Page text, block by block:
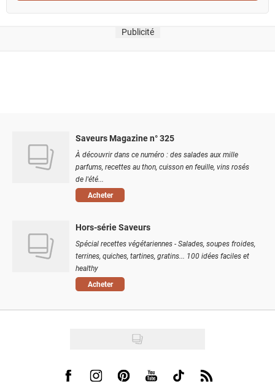
Publicité
Saveurs Magazine n° 325
À découvrir dans ce numéro : des salades aux mille
parfums, recettes au thon, cuisson en feuille, vins rosés
de l'été...
Acheter
Hors-série Saveurs
Spécial recettes végétariennes - Salades, soupes froides,
terrines, quiches, tartines, gratins... 100 idées faciles et
healthy
Acheter
Visit us on Facebook
Visit us on Instagram
Visit us on Pinterest
Visit us on Youtube
Visit us on Tiktok
Visit us on Rss